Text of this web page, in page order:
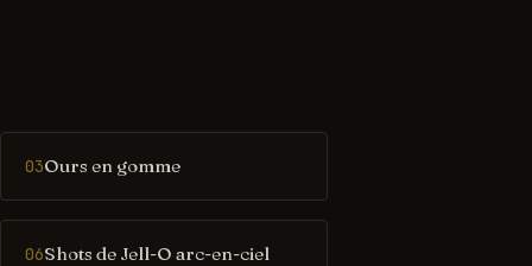
03Ours en gomme
06Shots de Jell-O arc-en-ciel